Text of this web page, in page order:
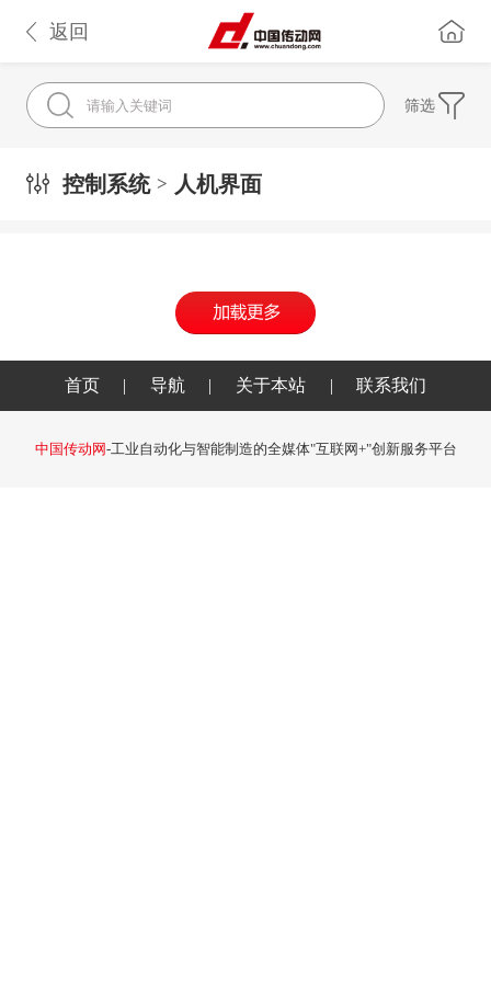
返回
筛选
控制系统 > 人机界面
首页 | 导航 | 关于本站 | 联系我们
中国传动网-工业自动化与智能制造的全媒体"互联网+"创新服务平台